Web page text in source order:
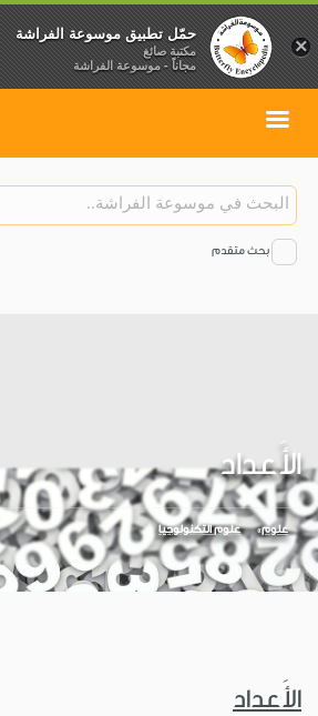
بحث متقدم
الأَعداد
علوم علوم التِّكنولوجيا
الأَعداد
×
حمّل تطبيق موسوعة الفراشة
مكتبة صائغ
مجاناً - موسوعة الفراشة